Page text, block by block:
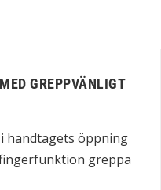
GREPPVÄNLIGT
handtagets öppning
greppa